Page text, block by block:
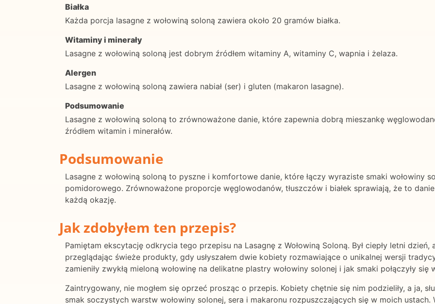
Białka
Każda porcja lasagne z wołowiną soloną zawiera około 20 gramów białka.
Witaminy i minerały
Lasagne z wołowiną soloną jest dobrym źródłem witaminy A, witaminy C, wapnia i żelaza.
Alergen
Lasagne z wołowiną soloną zawiera nabiał (ser) i gluten (makaron lasagne).
Podsumowanie
Lasagne z wołowiną soloną to zrównoważone danie, które zapewnia dobrą mieszankę
źródłem witamin i minerałów.
Podsumowanie
Lasagne z wołowiną soloną to pyszne i komfortowe danie, które łączy wyraziste smaki wołowiny
pomidorowego. Zrównoważone proporcje węglowodanów, tłuszczów i białek sprawiają, że to
każdą okazję.
Jak zdobyłem ten przepis?
Pamiętam ekscytację odkrycia tego przepisu na Lasagnę z Wołowiną Soloną. Był ciepły letni
przeglądając świeże produkty, gdy usłyszałem dwie kobiety rozmawiające o unikalnej wersji
zamieniły zwykłą mieloną wołowinę na delikatne plastry wołowiny solonej i jak smaki połączyły
Zaintrygowany, nie mogłem się oprzeć prosząc o przepis. Kobiety chętnie się nim podzieliły, a ja,
smak soczystych warstw wołowiny solonej, sera i makaronu rozpuszczających się w moich ustach.